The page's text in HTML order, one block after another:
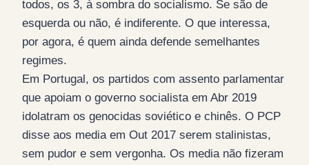
todos, os 3, à sombra do socialismo. Se são de
esquerda ou não, é indiferente. O que interessa,
por agora, é quem ainda defende semelhantes
regimes.
Em Portugal, os partidos com assento parlamentar
que apoiam o governo socialista em Abr 2019
idolatram os genocidas soviético e chinês. O PCP
disse aos media em Out 2017 serem stalinistas,
sem pudor e sem vergonha. Os media não fizeram